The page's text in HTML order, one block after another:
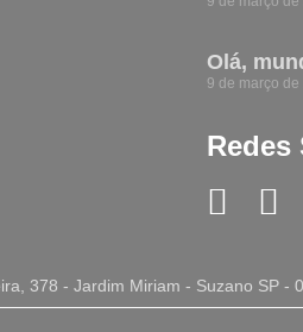
Olá,
9 de março de
Redes
378 - Jardim Miriam - Suzano SP -